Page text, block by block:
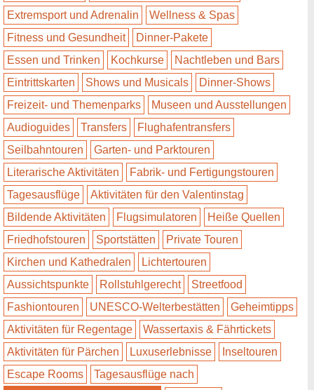
Extremsport und Adrenalin
Wellness & Spas
Fitness und Gesundheit
Dinner-Pakete
Essen und Trinken
Kochkurse
Nachtleben und Bars
Eintrittskarten
Shows und Musicals
Dinner-Shows
Freizeit- und Themenparks
Museen und Ausstellungen
Audioguides
Transfers
Flughafentransfers
Seilbahntouren
Garten- und Parktouren
Literarische Aktivitäten
Fabrik- und Fertigungstouren
Tagesausflüge
Aktivitäten für den Valentinstag
Bildende Aktivitäten
Flugsimulatoren
Heiße Quellen
Friedhofstouren
Sportstätten
Private Touren
Kirchen und Kathedralen
Lichtertouren
Aussichtspunkte
Rollstuhlgerecht
Streetfood
Fashiontouren
UNESCO-Welterbestätten
Geheimtipps
Aktivitäten für Regentage
Wassertaxis & Fährtickets
Aktivitäten für Pärchen
Luxuserlebnisse
Inseltouren
Escape Rooms
Tagesausflüge nach